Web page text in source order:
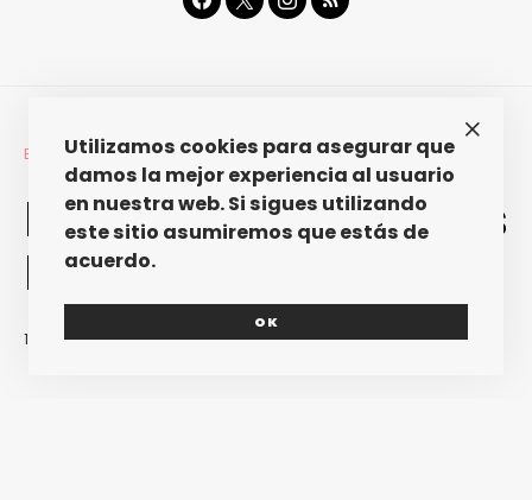
ESPECIALES FANTASTIC 2010 LISTAS MÚSICA
Fantastic 2010. Discos
Nacionales
13/12/2010 REDACCIÓN
Utilizamos cookies para asegurar que
damos la mejor experiencia al usuario
en nuestra web. Si sigues utilizando
este sitio asumiremos que estás de
acuerdo.
OK